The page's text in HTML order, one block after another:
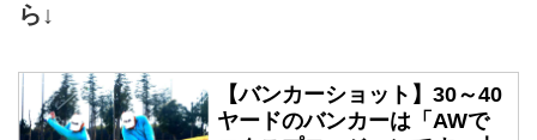
ら↓
【バンカーショット】30～40
ヤードのバンカーは「AWで